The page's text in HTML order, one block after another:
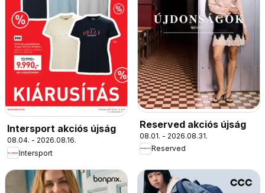
Intersport akciós újság
08.04. - 2026.08.16.
Intersport
Reserved akciós újság
08.01. - 2026.08.31.
Reserved